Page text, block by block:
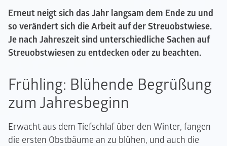
Erneut neigt sich das Jahr langsam dem Ende zu und
so verändert sich die Arbeit auf der Streuobstwiese.
Je nach Jahreszeit sind unterschiedliche Sachen auf
Streuobstwiesen zu entdecken oder zu beachten.
Frühling: Blühende Begrüßung
zum Jahresbeginn
Erwacht aus dem Tiefschlaf über den Winter, fangen
die ersten Obstbäume an zu blühen, und auch die